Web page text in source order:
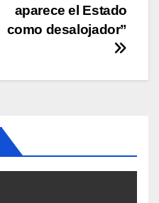
aparece el Estado
como desalojador”